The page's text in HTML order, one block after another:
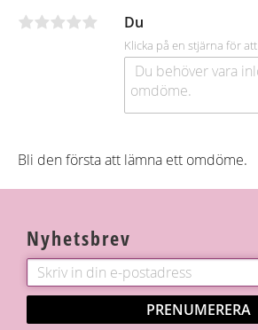
o
k Du
Klicka på en stjärna för
Bli den första att lämna ett omdöme.
Nyhetsbrev
PRENUMERERA